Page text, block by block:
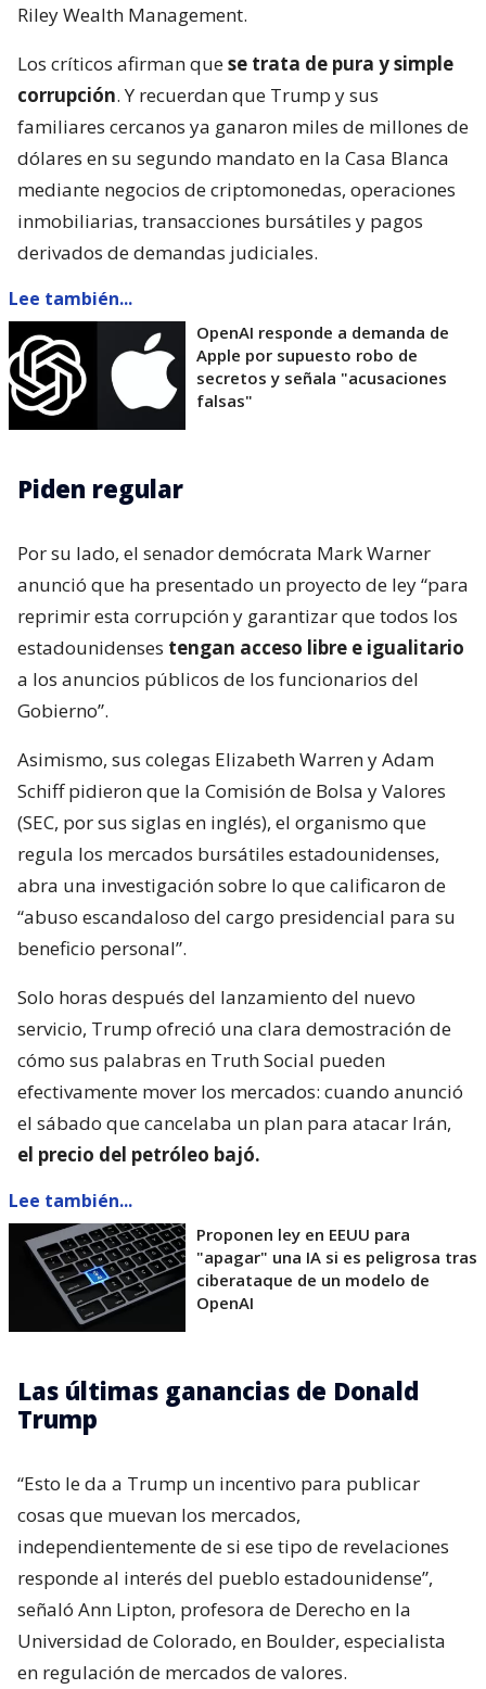
Riley Wealth Management.
Los críticos afirman quese trata de pura y simple
corrupción. Y recuerdan que Trump y sus
familiares cercanos ya ganaron miles de millones de
dólares en su segundo mandato en la Casa Blanca
mediante negocios de criptomonedas, operaciones
inmobiliarias, transacciones bursátiles y pagos
derivados de demandas judiciales.
Lee también...
OpenAI responde a demanda de
Apple por supuesto robo de
secretos y señala "acusaciones
falsas"
Piden regular
Por su lado, el senador demócrata Mark Warner
anunció que ha presentado un proyecto de ley “para
reprimir esta corrupción y garantizar que todos los
estadounidenses tengan acceso libre e igualitario
a los anuncios públicos de los funcionarios del
Gobierno”.
Asimismo, sus colegas Elizabeth Warren y Adam
Schiff pidieron que la Comisión de Bolsa y Valores
(SEC, por sus siglas en inglés), el organismo que
regula los mercados bursátiles estadounidenses,
abra una investigación sobre lo que calificaron de
“abuso escandaloso del cargo presidencial para su
beneficio personal”.
Solo horas después del lanzamiento del nuevo
servicio, Trump ofreció una clara demostración de
cómo sus palabras en Truth Social pueden
efectivamente mover los mercados: cuando anunció
el sábado que cancelaba un plan para atacar Irán,
el precio del petróleo bajó.
Lee también...
Proponen ley en EEUU para
"apagar" una IA si es peligrosa tras
ciberataque de un modelo de
OpenAI
Las últimas ganancias de Donald
Trump
“Esto le da a Trump un incentivo para publicar
cosas que muevan los mercados,
independientemente de si ese tipo de revelaciones
responde al interés del pueblo estadounidense”,
señaló Ann Lipton, profesora de Derecho en la
Universidad de Colorado, en Boulder, especialista
en regulación de mercados de valores.